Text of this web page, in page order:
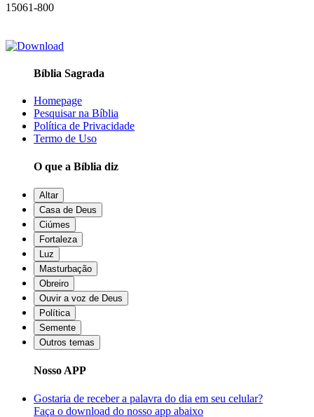
15061-800
Bíblia Sagrada
Homepage
Pesquisar na Bíblia
Política de Privacidade
Termo de Uso
O que a Bíblia diz
Altar
Casa de Deus
Ciúmes
Fortaleza
Luz
Masturbação
Obreiro
Ouvir a voz de Deus
Política
Semente
Outros temas
Nosso APP
Gostaria de receber a palavra do dia em seu celular?
Faça o download do nosso app abaixo